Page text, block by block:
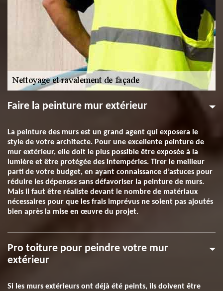
Faire la peinture mur extérieur
La peinture des murs est un grand agent qui exposera le
style de votre architecte. Pour une excellente peinture de
mur extérieur, elle doit le plus possible être exposée à la
lumière et être protégée des intempéries. Tirer le meilleur
parti de votre budget, en ayant connaissance d’astuces pour
réduire les dépenses sans défavoriser la peinture de murs.
Mais il faut être réaliste devant le nombre de matériaux
nécessaires pour que les frais imprévus ne soient pas ajoutés
bien après la mise en œuvre du projet.
Pro toiture pour peindre votre mur
extérieur
Si les murs extérieurs ont déjà été peints, ils doivent être